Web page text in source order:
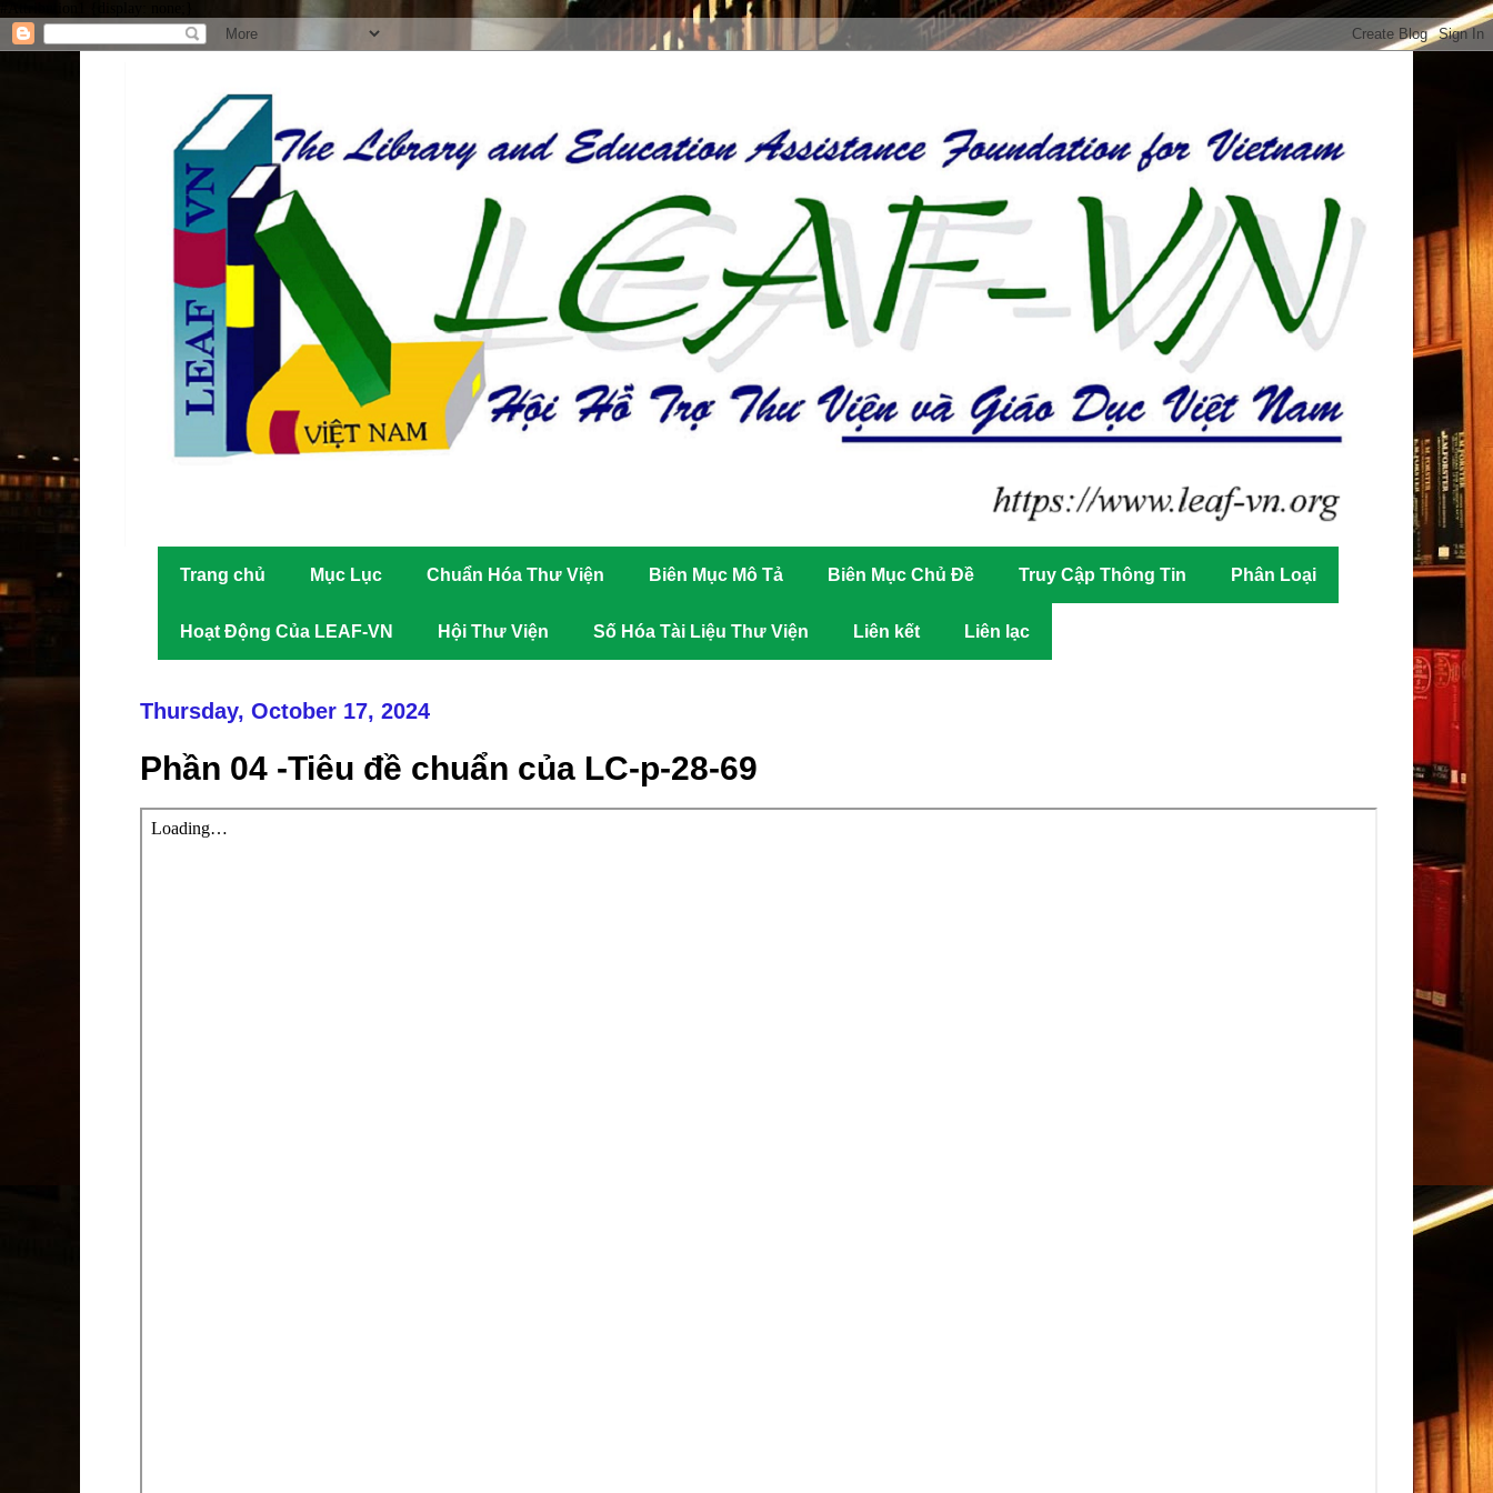
Trang chủ Mục Lục Chuẩn Hóa Thư Viện Biên Mục Mô Tả Biên Mục Chủ Đề Truy Cập Thông Tin Phân Loại
Hoạt Động Của LEAF-VN Hội Thư Viện Số Hóa Tài Liệu Thư Viện Liên kết Liên lạc
Thursday, October 17, 2024
Phần 04 -Tiêu đề chuẩn của LC-p-28-69